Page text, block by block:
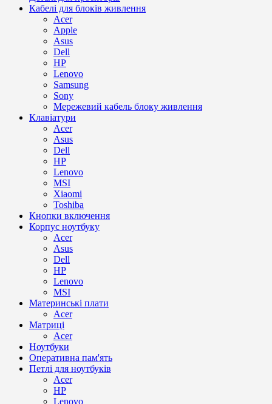
Кабелі для блоків живлення
Acer
Apple
Asus
Dell
HP
Lenovo
Samsung
Sony
Мережевий кабель блоку живлення
Клавіатури
Acer
Asus
Dell
HP
Lenovo
MSI
Xiaomi
Toshiba
Кнопки включення
Корпус ноутбуку
Acer
Asus
Dell
HP
Lenovo
MSI
Материнські плати
Acer
Матриці
Acer
Ноутбуки
Оперативна пам'ять
Петлі для ноутбуків
Acer
HP
Lenovo